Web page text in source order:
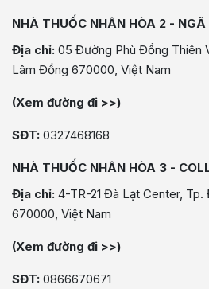
NHÀ THUỐC NHÂN HÒA 2 -
Địa chỉ: 05 Đường Phù Đổng Thiên
Lâm Đồng 670000, Việt Nam
(Xem đường đi >>)
SĐT: 0327468168
NHÀ THUỐC NHÂN HÒA 3 -
Địa chỉ: 4-TR-21 Đà Lạt Center,
670000, Việt Nam
(Xem đường đi >>)
SĐT: 0866670671